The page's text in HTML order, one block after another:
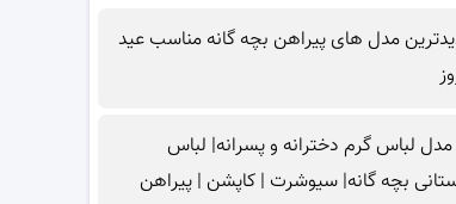
مدل های پیراهن بچه گانه مناسب عید
۷۰ مدل لباس گرم دخترانه و پسرانه| لباس
بچه گانه| سیوشرت | کاپشن | پیراهن